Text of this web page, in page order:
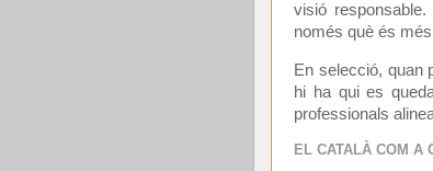
visió
només què és
En selecció, quan
hi ha qui es
professionals
EL CATALÀ COM A